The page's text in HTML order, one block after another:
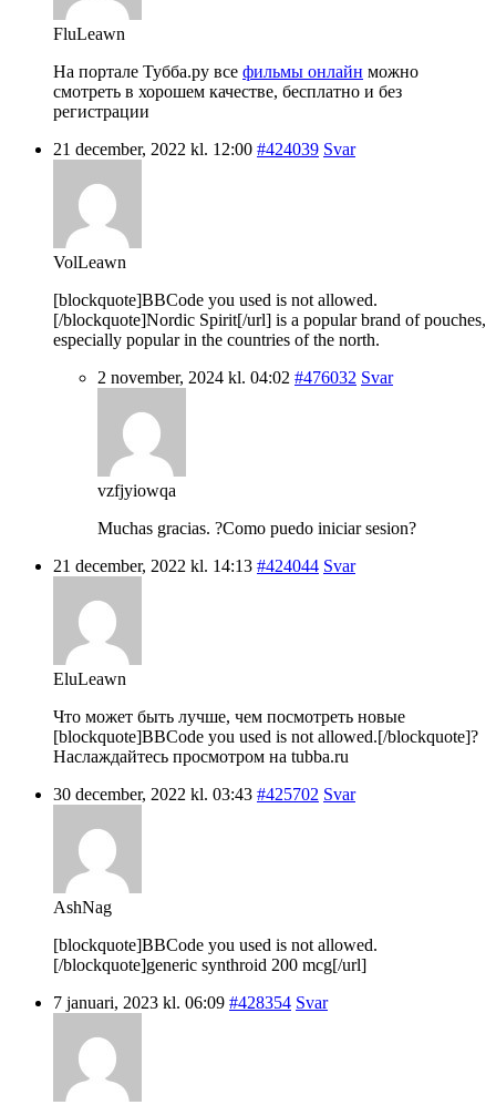
FluLeawn
На портале Тубба.ру все фильмы онлайн можно
смотреть в хорошем качестве, бесплатно и без
регистрации
21 december, 2022 kl. 12:00 #424039 Svar
VolLeawn
[blockquote]BBCode you used is not allowed.
[/blockquote]Nordic Spirit[/url] is a popular brand of pouches,
especially popular in the countries of the north.
2 november, 2024 kl. 04:02 #476032 Svar
vzfjyiowqa
Muchas gracias. ?Como puedo iniciar sesion?
21 december, 2022 kl. 14:13 #424044 Svar
EluLeawn
Что может быть лучше, чем посмотреть новые
[blockquote]BBCode you used is not allowed.[/blockquote]?
Наслаждайтесь просмотром на tubba.ru
30 december, 2022 kl. 03:43 #425702 Svar
AshNag
[blockquote]BBCode you used is not allowed.
[/blockquote]generic synthroid 200 mcg[/url]
7 januari, 2023 kl. 06:09 #428354 Svar